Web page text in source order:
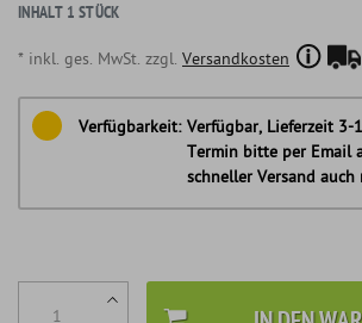
INHALT 1STÜCK
* inkl. ges. MwSt. zzgl. Versandkosten
Verfügbarkeit: Verfügbar, Lieferzeit 3-
Termin bitte per Email
schneller Versand